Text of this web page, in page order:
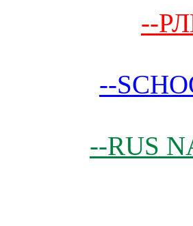
--
--
--RUS